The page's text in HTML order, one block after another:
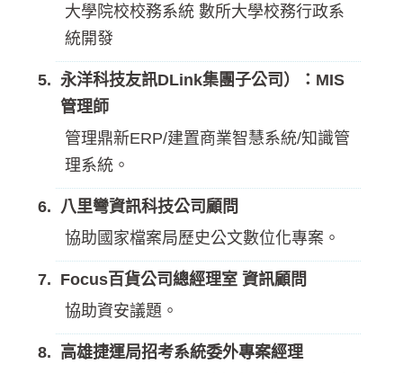
大學院校校務系統 數所大學校務行政系
統開發
永洋科技友訊DLink集團子公司）：MIS
管理師
管理鼎新ERP/建置商業智慧系統/知識管
理系統。
八里彎資訊科技公司顧問
協助國家檔案局歷史公文數位化專案。
Focus百貨公司總經理室 資訊顧問
協助資安議題。
高雄捷運局招考系統委外專案經理